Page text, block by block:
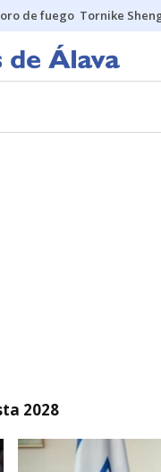
de fuego Tornike
2028